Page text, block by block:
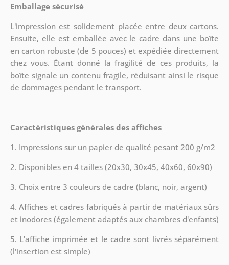
Emballage sécurisé
L'impression est solidement placée entre deux cartons.
Ensuite, elle est emballée avec le cadre dans une boîte
en carton robuste (de 5 pouces) et expédiée directement
chez vous. Étant donné la fragilité de ces produits, la
boîte signale un contenu fragile, réduisant ainsi le risque
de dommages pendant le transport.
Caractéristiques générales des affiches
1. Impressions sur un papier de qualité pesant 200 g/m2
2. Disponibles en 4 tailles (20x30, 30x45, 40x60, 60x90)
3. Choix entre 3 couleurs de cadre (blanc, noir, argent)
4. Affiches et cadres fabriqués à partir de matériaux sûrs
et inodores (également adaptés aux chambres d'enfants)
5. L’affiche imprimée et le cadre sont livrés séparément
(l'insertion est simple)